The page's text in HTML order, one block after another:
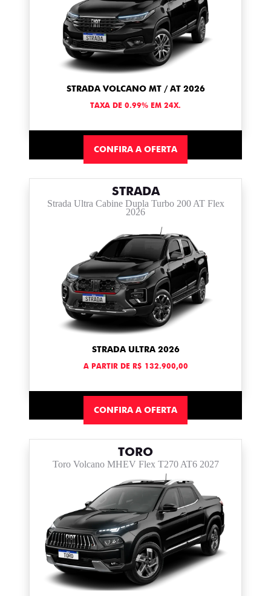
STRADA VOLCANO MT / AT 2026
TAXA DE 0.99% EM 24X.
CONFIRA A OFERTA
STRADA
Strada Ultra Cabine Dupla Turbo 200 AT Flex
2026
STRADA ULTRA 2026
A PARTIR DE R$ 132.900,00
CONFIRA A OFERTA
TORO
Toro Volcano MHEV Flex T270 AT6 2027